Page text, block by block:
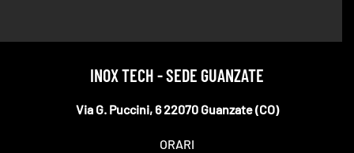
INOX TECH - SEDE GUANZATE
Via G. Puccini, 6 22070 Guanzate (CO)
ORARI